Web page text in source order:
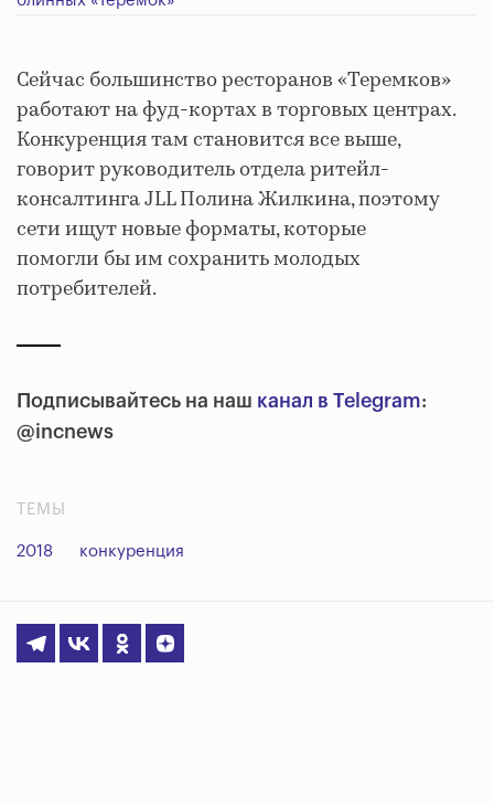
Сейчас большинство ресторанов «Теремков»
работают на фуд-кортах в торговых центрах.
Конкуренция там становится все выше,
говорит руководитель отдела ритейл-
консалтинга JLL Полина Жилкина, поэтому
сети ищут новые форматы, которые
помогли бы им сохранить молодых
потребителей.
Подписывайтесь на наш канал в Telegram:
@incnews
ТЕМЫ
2018 конкуренция